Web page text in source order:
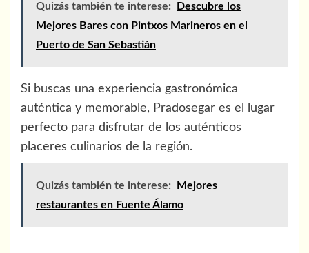
Quizás también te interese:
Descubre los
Mejores Bares con Pintxos Marineros en el
Puerto de San Sebastián
Si buscas una experiencia gastronómica
auténtica y memorable, Pradosegar es el lugar
perfecto para disfrutar de los auténticos
placeres culinarios de la región.
Quizás también te interese:
Mejores
restaurantes en Fuente Álamo